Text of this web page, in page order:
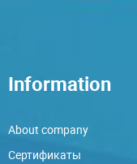
Information
About company
Сертификаты